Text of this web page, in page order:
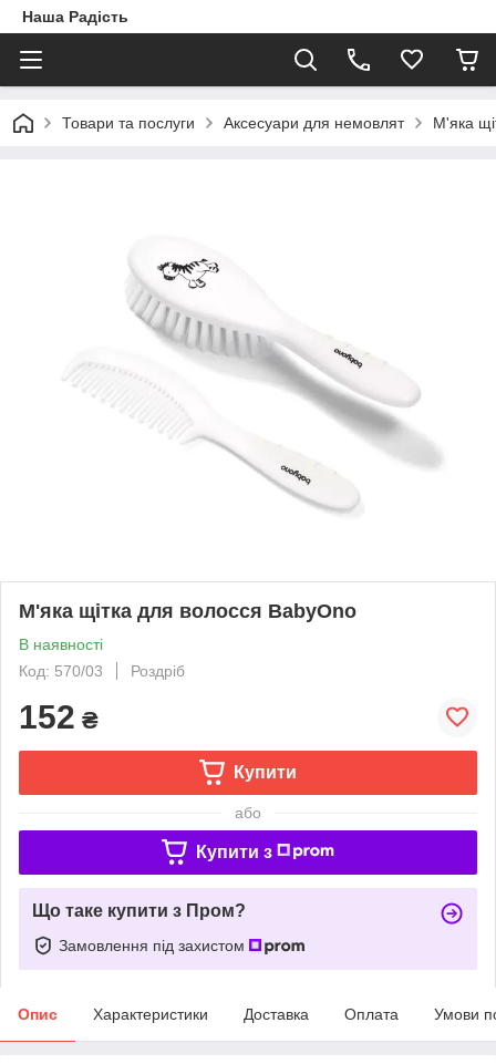
Наша Радість
Товари та послуги Аксесуари для немовлят М'яка
М'яка щітка для волосся BabyOno
В наявності
Код: 570/03
Роздріб
152 ₴
Купити
або
Купити з
Що таке купити з Пром?
Замовлення під захистом
Опис Характеристики Доставка Оплата Умови